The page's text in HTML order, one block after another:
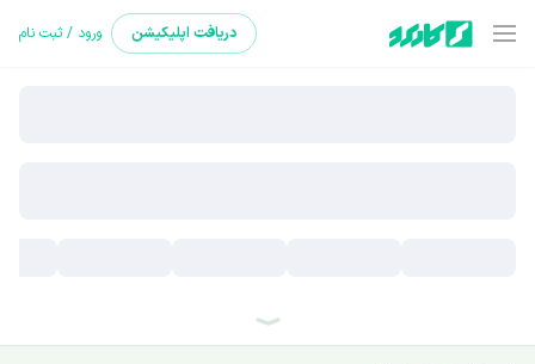
دریافت اپلیکیشن ورود / ثبت نام